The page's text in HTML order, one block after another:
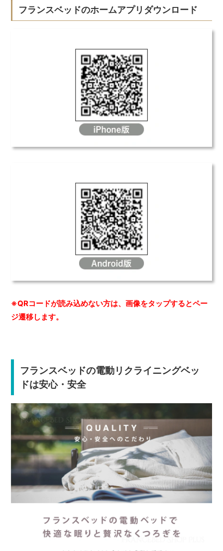
フランスベッドのホームアプリダウンロード
※QRコードが読み込めない方は、画像をタップするとペー
ジ遷移します。
フランスベッドの電動リクライニングベッ
ドは安心・安全